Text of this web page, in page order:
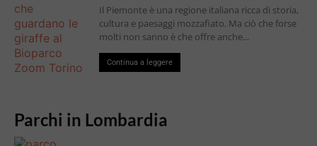
Il Piemonte è una regione italiana ricca di storia,
cultura e paesaggi mozzafiato. Ma ciò che forse
molti non sanno è che offre anche...
Continua a leggere
Parchi in Lombardia